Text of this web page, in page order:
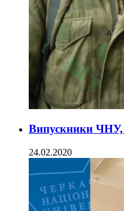
Випускники ЧНУ,
24.02.2020